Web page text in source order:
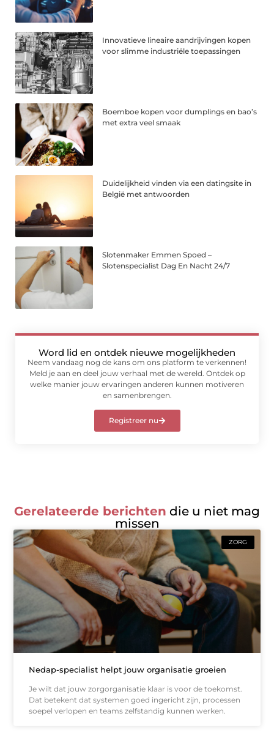
Innovatieve lineaire aandrijvingen kopen
voor slimme industriële toepassingen
Boemboe kopen voor dumplings en bao’s
met extra veel smaak
Duidelijkheid vinden via een datingsite in
België met antwoorden
Slotenmaker Emmen Spoed –
Slotenspecialist Dag En Nacht 24/7
Word lid en ontdek nieuwe mogelijkheden
Neem vandaag nog de kans om ons platform te verkennen!
Meld je aan en deel jouw verhaal met de wereld. Ontdek op
welke manier jouw ervaringen anderen kunnen motiveren
en samenbrengen.
Registreer nu
Gerelateerde berichten die u niet mag
missen
ZORG
Nedap-specialist helpt jouw organisatie groeien
Je wilt dat jouw zorgorganisatie klaar is voor de toekomst.
Dat betekent dat systemen goed ingericht zijn, processen
soepel verlopen en teams zelfstandig kunnen werken.